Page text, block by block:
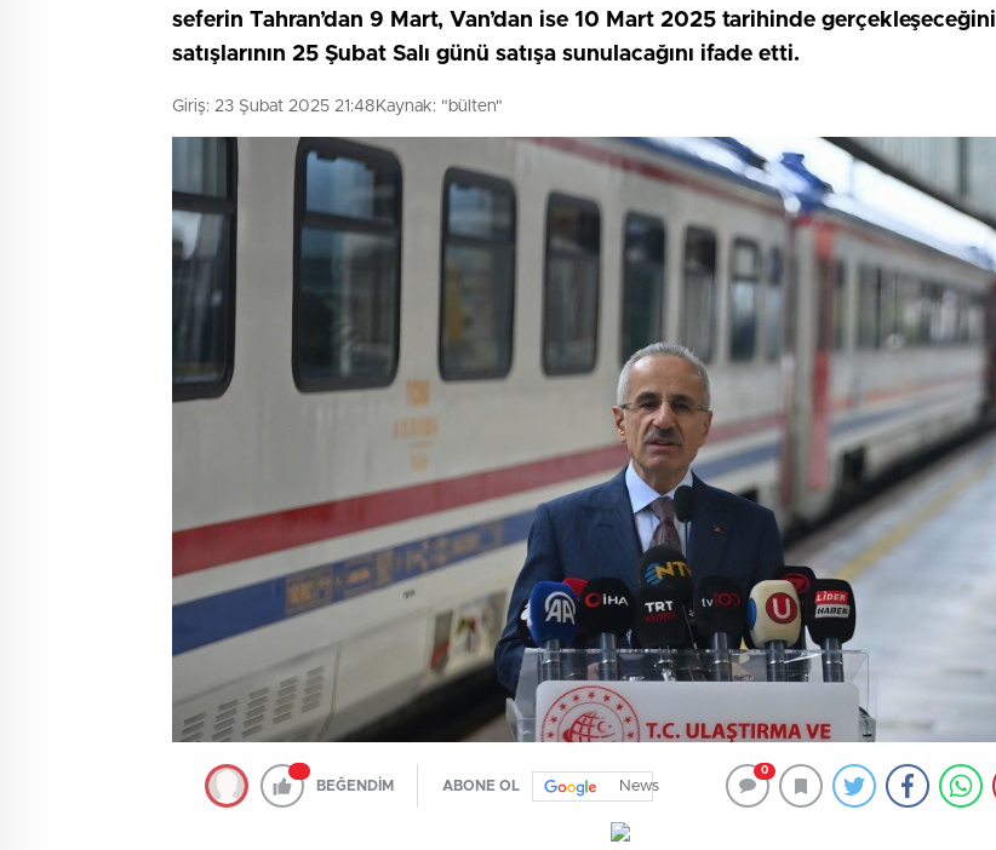
seferin Tahran’dan 9 Mart, Van’dan ise 10 Mart 2025 tarihinde
satışlarının 25 Şubat Salı günü satışa sunulacağını ifade etti.
Giriş: 23 Şubat 2025 21:48 Kaynak: "bülten"
BEĞENDİM ABONE OL News
0